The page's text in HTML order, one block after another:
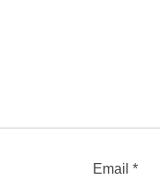
Email*